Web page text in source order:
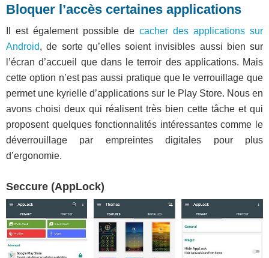
Bloquer l’accès certaines applications
Il est également possible de cacher des applications sur
Android, de sorte qu’elles soient invisibles aussi bien sur
l’écran d’accueil que dans le terroir des applications. Mais
cette option n’est pas aussi pratique que le verrouillage que
permet une kyrielle d’applications sur le Play Store. Nous en
avons choisi deux qui réalisent très bien cette tâche et qui
proposent quelques fonctionnalités intéressantes comme le
déverrouillage par empreintes digitales pour plus
d’ergonomie.
Seccure (AppLock)